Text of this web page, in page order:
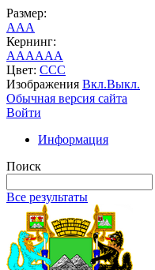
Размер:
AAA
Кернинг:
AAAAAA
Цвет: CCC
Изображения Вкл.Выкл.
Обычная версия сайта
Войти
Информация
Поиск
Все результаты